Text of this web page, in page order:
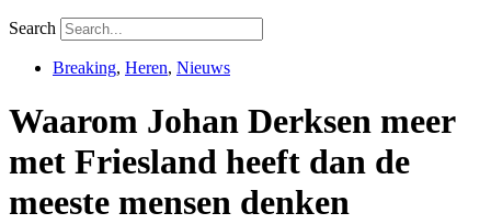
Search
Breaking, Heren, Nieuws
Waarom Johan Derksen meer
met Friesland heeft dan de
meeste mensen denken